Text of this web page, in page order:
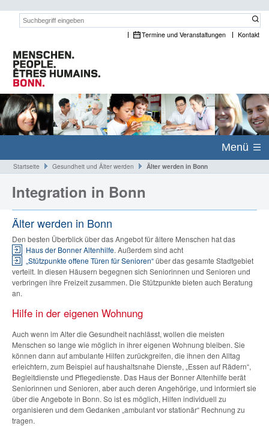
Suchwort:
Termine und Veranstaltungen Kontakt
Menü
Startseite Gesundheit und Älter werden Älter werden in Bonn
Integration in Bonn
Älter werden in Bonn
Den besten Überblick über das Angebot für ältere Menschen hat das
Haus der Bonner Altenhilfe. Außerdem sind acht
„Stützpunkte offene Türen für Senioren“über das gesamte Stadtgebiet
verteilt. In diesen Häusern begegnen sich Seniorinnen und Senioren und
verbringen ihre Freizeit zusammen. Die Stützpunkte bieten auch Beratung
an.
Hilfe in der eigenen Wohnung
Auch wenn im Alter die Gesundheit nachlässt, wollen die meisten
Menschen so lange wie möglich in ihrer eigenen Wohnung bleiben. Sie
können dann auf ambulante Hilfen zurückgreifen, die ihnen den Alltag
erleichtern, zum Beispiel auf haushaltsnahe Dienste, „Essen auf Rädern“,
Begleitdienste und Pflegedienste. Das Haus der Bonner Altenhilfe berät
Seniorinnen und Senioren, aber auch deren Angehörige, und informiert sie
über die Angebote in Bonn. So ist es möglich, Hilfen individuell zu
organisieren und dem Gedanken „ambulant vor stationär“ Rechnung zu
tragen.